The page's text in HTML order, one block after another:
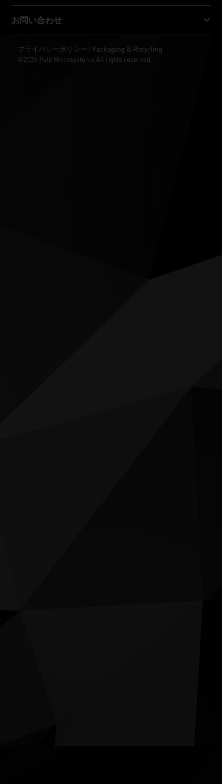
ソーシャルメディア
受賞 & レビュー
ダウンロード・サービス
ThunderMaster
ARGB SYNC
お問い合わせ
取扱店舗
プライバシーポリシー | Packaging & Recycling
©2026 Palit Microsystems All rights reserved.